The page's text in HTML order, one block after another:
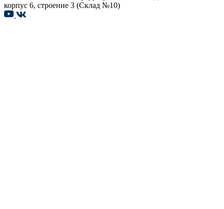
корпус 6, строение 3 (Склад №10)